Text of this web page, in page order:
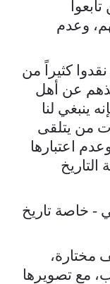
وعدم
كثيراً من
عن أهل
ينبغي لنا
من يتلقى
اعتبارها
التاريخ
- خاصة تاريخ
مختارة،
مع تصويرها